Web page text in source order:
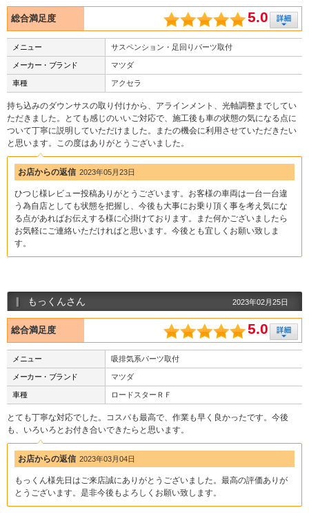
総合満足度 5.0
メニュー サスペンション・足回りパーツ取付
メーカー・ブランド マツダ
車種 アクセラ
持ち込みのダウンサスの取り付けから、アラインメント、光軸調整までしてい
ただきました。とても感じのいいご対応で、施工後も車の状態の気になる点に
ついて丁寧に説明していただけました。またの機会に利用させていただきたい
と思います。この度はありがとうございました。
お店からの返信 2023年05月23日
ひつじ様レビュー投稿ありがとうございます。お客様の車両は一台一台違
う為自店としても状態を把握し、今後も大事にお乗り頂く事を考え気にな
る点があればお伝えする様に心掛けております。また何かございましたら
お気軽にご連絡いただければと思います。今後とも宜しくお願い致しま
す。
もっくんさん 2023年02月25日
総合満足度 5.0
メニュー 吸排気系パーツ取付
メーカー・ブランド マツダ
車種 ロードスターＲＦ
とても丁寧な対応でした。コスパも最高で、作業も早く良かったです。今後
も、いろいろとお付き合いできたらと思います。
お店からの返信 2023年03月04日
もっくん様先日はご来店誠にありがとうございました。最高の評価ありが
とうございます。是非今後もよろしくお願い致します。